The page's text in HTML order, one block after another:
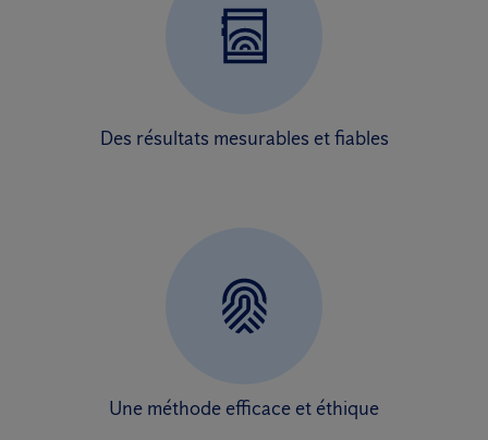
Des résultats mesurables et fiables
Une méthode efficace et éthique